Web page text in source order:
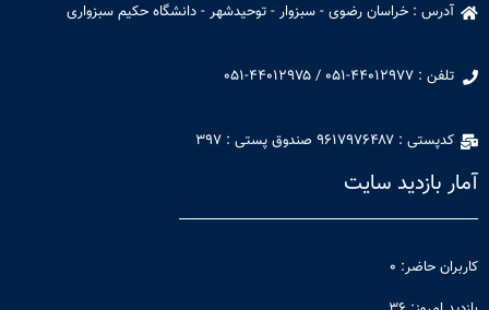
آدرس : خراسان رضوی - سبزوار - توحیدشهر - دانشگاه حکیم سبزواری​
تلفن : ۴۴۰۱۲۹۷۷-۰۵۱ / ۴۴۰۱۲۹۷۵-۰۵۱​​
کدپستی : ۹۶۱۷۹۷۶۴۸۷ صندوق پستی : ۳۹۷
آمار بازدید سایت
کاربران حاضر: ۰